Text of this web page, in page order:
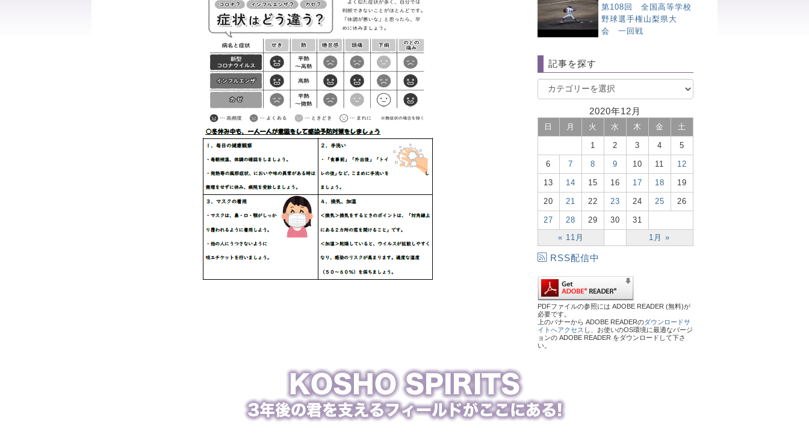
第108回 全国高等学校
野球選手権山梨県大
会 一回戦
記事を探す
2020年12月
日 月 火 水 木 金 土
« 11月 1月 »
1 2 3 4 5
6 7 8 9 10 11 12
13 14 15 16 17 18 19
20 21 22 23 24 25 26
27 28 29 30 31
RSS配信中
PDFファイルの参照には ADOBE READER (無料)が
必要です。
上のバナーから ADOBE READERのダウンロードサ
イトへアクセス し、お使いのOS環境に最適なバージ
ョンの ADOBE READER をダウンロードして下さ
い。